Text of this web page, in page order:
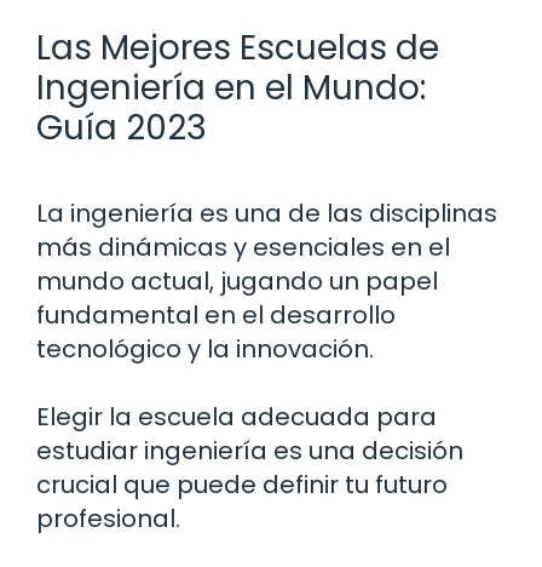
Las Mejores Escuelas de
Ingeniería en el Mundo:
Guía 2023
La ingeniería es una de las disciplinas
más dinámicas y esenciales en el
mundo actual, jugando un papel
fundamental en el desarrollo
tecnológico y la innovación.
Elegir la escuela adecuada para
estudiar ingeniería es una decisión
crucial que puede definir tu futuro
profesional.